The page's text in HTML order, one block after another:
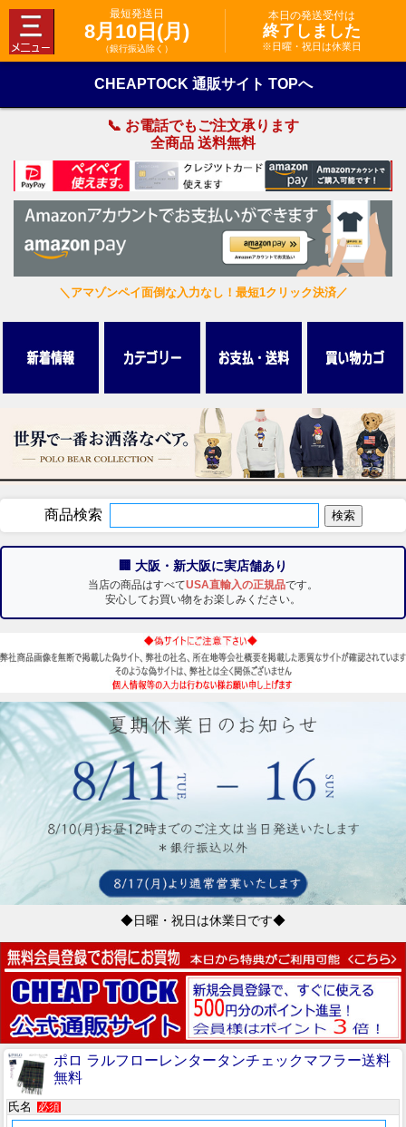
最短発送日
8月10日(月)
（銀行振込除く）
本日の発送受付は
終了しました
※日曜・祝日は休業日
CHEAPTOCK 通販サイト TOPへ
📞 お電話でもご注文承ります
全商品 送料無料
＼アマゾンペイ面倒な入力なし！最短1クリック決済／
商品検索
🏢 大阪・新大阪に実店舗あり
当店の商品はすべてUSA直輸入の正規品です。
安心してお買い物をお楽しみください。
◆日曜・祝日は休業日です◆
ポロ ラルフローレンタータンチェックマフラー送料
無料
氏名 必須